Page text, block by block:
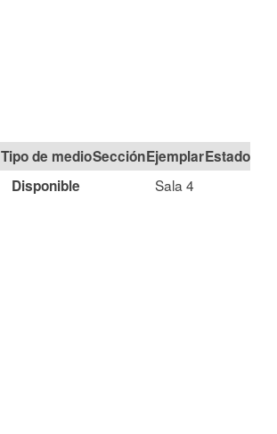
Tipo de medioSección
Estado
Disponible Sala 4